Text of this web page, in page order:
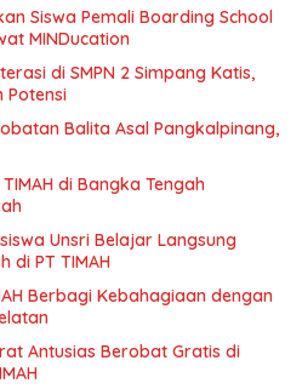
Siswa Pemali Boarding School
MINDucation
di SMPN 2 Simpang Katis,
Potensi
Balita Asal Pangkalpinang,
di Bangka Tengah
Unsri Belajar Langsung
di PT TIMAH
Berbagi Kebahagiaan dengan
Antusias Berobat Gratis di